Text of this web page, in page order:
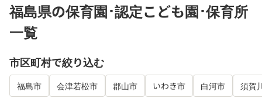
福島県の保育園･認定こども園･保育所
一覧
市区町村で絞り込む
福島市 会津若松市 郡山市 いわき市 白河市 須賀